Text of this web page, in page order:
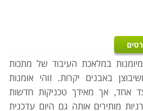
במלאכת העיבוד של מתכות
באבנים יקרות. זוהי אומנות
אחד, אך מאידך טכניקות חדשות
מותירים אותה גם היום עדכנית